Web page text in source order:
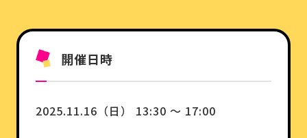
開催日時
2025.11.16（日） 13:30 ～ 17:00